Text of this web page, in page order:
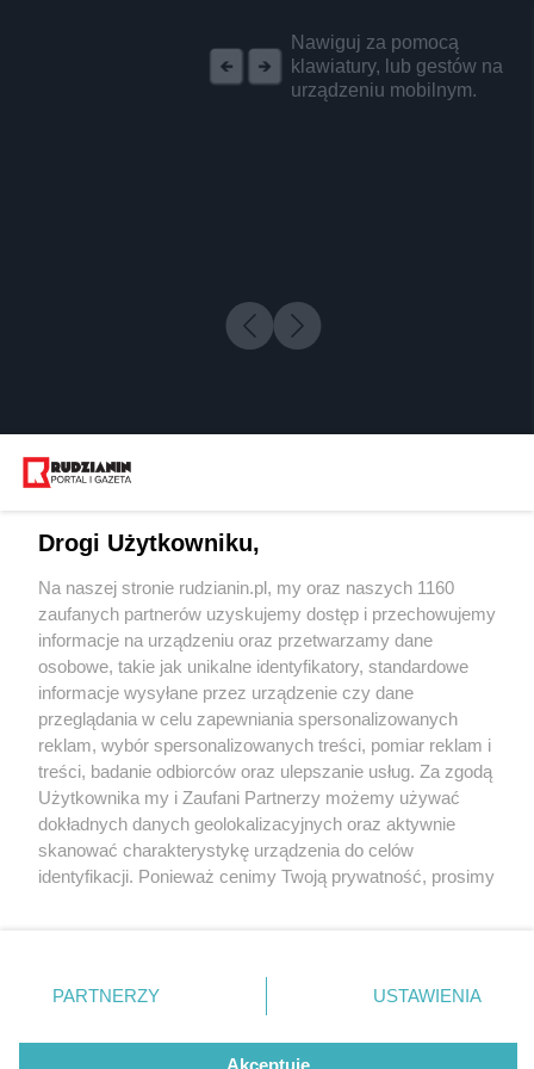
Nawiguj za pomocą
klawiatury, lub gestów na
urządzeniu mobilnym.
5 / 0
Wydawca mediów
Nie zapomnij
zapoznać się z:
polityką prywatności regulamin korzystania z portali
Twojemiasto
Piekary Śląskie
Chorzów
Tarnowskie Góry
Gliwice
Skontakuj sięz nami
Kontakt
Wydawca
Redakcja
Drogi Użytkowniku,
Na naszej stronie rudzianin.pl, my oraz naszych 1160
zaufanych partnerów uzyskujemy dostęp i przechowujemy
informacje na urządzeniu oraz przetwarzamy dane
osobowe, takie jak unikalne identyfikatory, standardowe
informacje wysyłane przez urządzenie czy dane
przeglądania w celu zapewniania spersonalizowanych
reklam, wybór spersonalizowanych treści, pomiar reklam i
treści, badanie odbiorców oraz ulepszanie usług. Za zgodą
Użytkownika my i Zaufani Partnerzy możemy używać
dokładnych danych geolokalizacyjnych oraz aktywnie
skanować charakterystykę urządzenia do celów
identyfikacji. Ponieważ cenimy Twoją prywatność, prosimy
prywatności znajdujący się w lewym dolnym rogu strony
. Niektóre rodzaje przetwarzania danych nie wymagają
zgody użytkownika, ale masz prawo sprzeciwić się
takiemu przetwarzaniu. Preferencje będą miały
PARTNERZY USTAWIENIA
Akceptuję